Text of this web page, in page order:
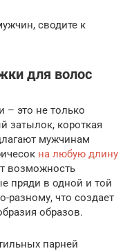
сводите к
для волос
– это не только
затылок, короткая
мужчинам
на любую длину
возможность
пряди в одной и той
разному, что создает
образов.
парней